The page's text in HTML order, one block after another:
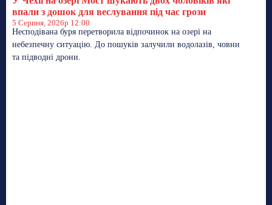
впали з дошок для веслування під час грози
5 Серпня, 2026р 12:00
Несподівана буря перетворила відпочинок на озері на
небезпечну ситуацію. До пошуків залучили водолазів, човни
та підводні дрони.